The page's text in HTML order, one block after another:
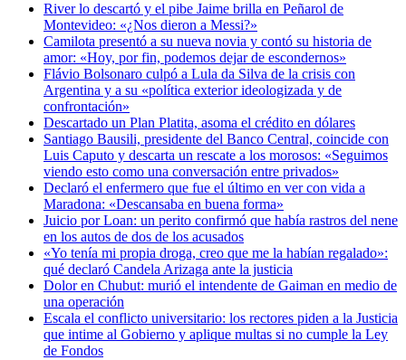
River lo descartó y el pibe Jaime brilla en Peñarol de
Montevideo: «¿Nos dieron a Messi?»
Camilota presentó a su nueva novia y contó su historia de
amor: «Hoy, por fin, podemos dejar de escondernos»
Flávio Bolsonaro culpó a Lula da Silva de la crisis con
Argentina y a su «política exterior ideologizada y de
confrontación»
Descartado un Plan Platita, asoma el crédito en dólares
Santiago Bausili, presidente del Banco Central, coincide con
Luis Caputo y descarta un rescate a los morosos: «Seguimos
viendo esto como una conversación entre privados»
Declaró el enfermero que fue el último en ver con vida a
Maradona: «Descansaba en buena forma»
Juicio por Loan: un perito confirmó que había rastros del nene
en los autos de dos de los acusados
«Yo tenía mi propia droga, creo que me la habían regalado»:
qué declaró Candela Arizaga ante la justicia
Dolor en Chubut: murió el intendente de Gaiman en medio de
una operación
Escala el conflicto universitario: los rectores piden a la Justicia
que intime al Gobierno y aplique multas si no cumple la Ley
de Fondos